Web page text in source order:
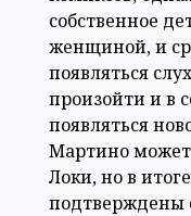
собственное
женщиной, и
появляться
произойти и в
появляться
Мартино
Локи, но в
подтверждены